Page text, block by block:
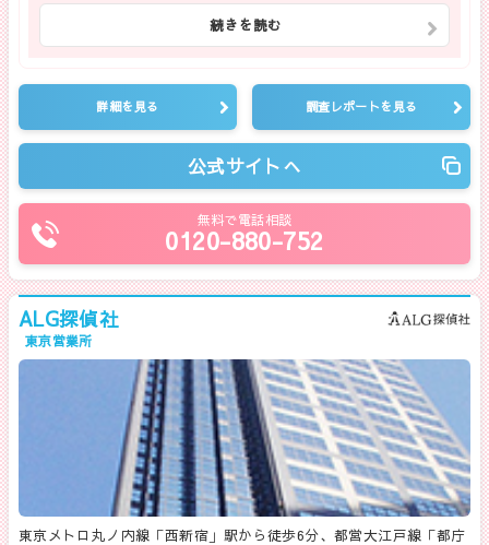
続きを読む
詳細を見る 調査レポートを見る
公式サイトへ
無料で電話相談
0120-880-752
ALG探偵社
東京営業所
東京メトロ丸ノ内線「西新宿」駅から徒歩6分、都営大江戸線「都庁